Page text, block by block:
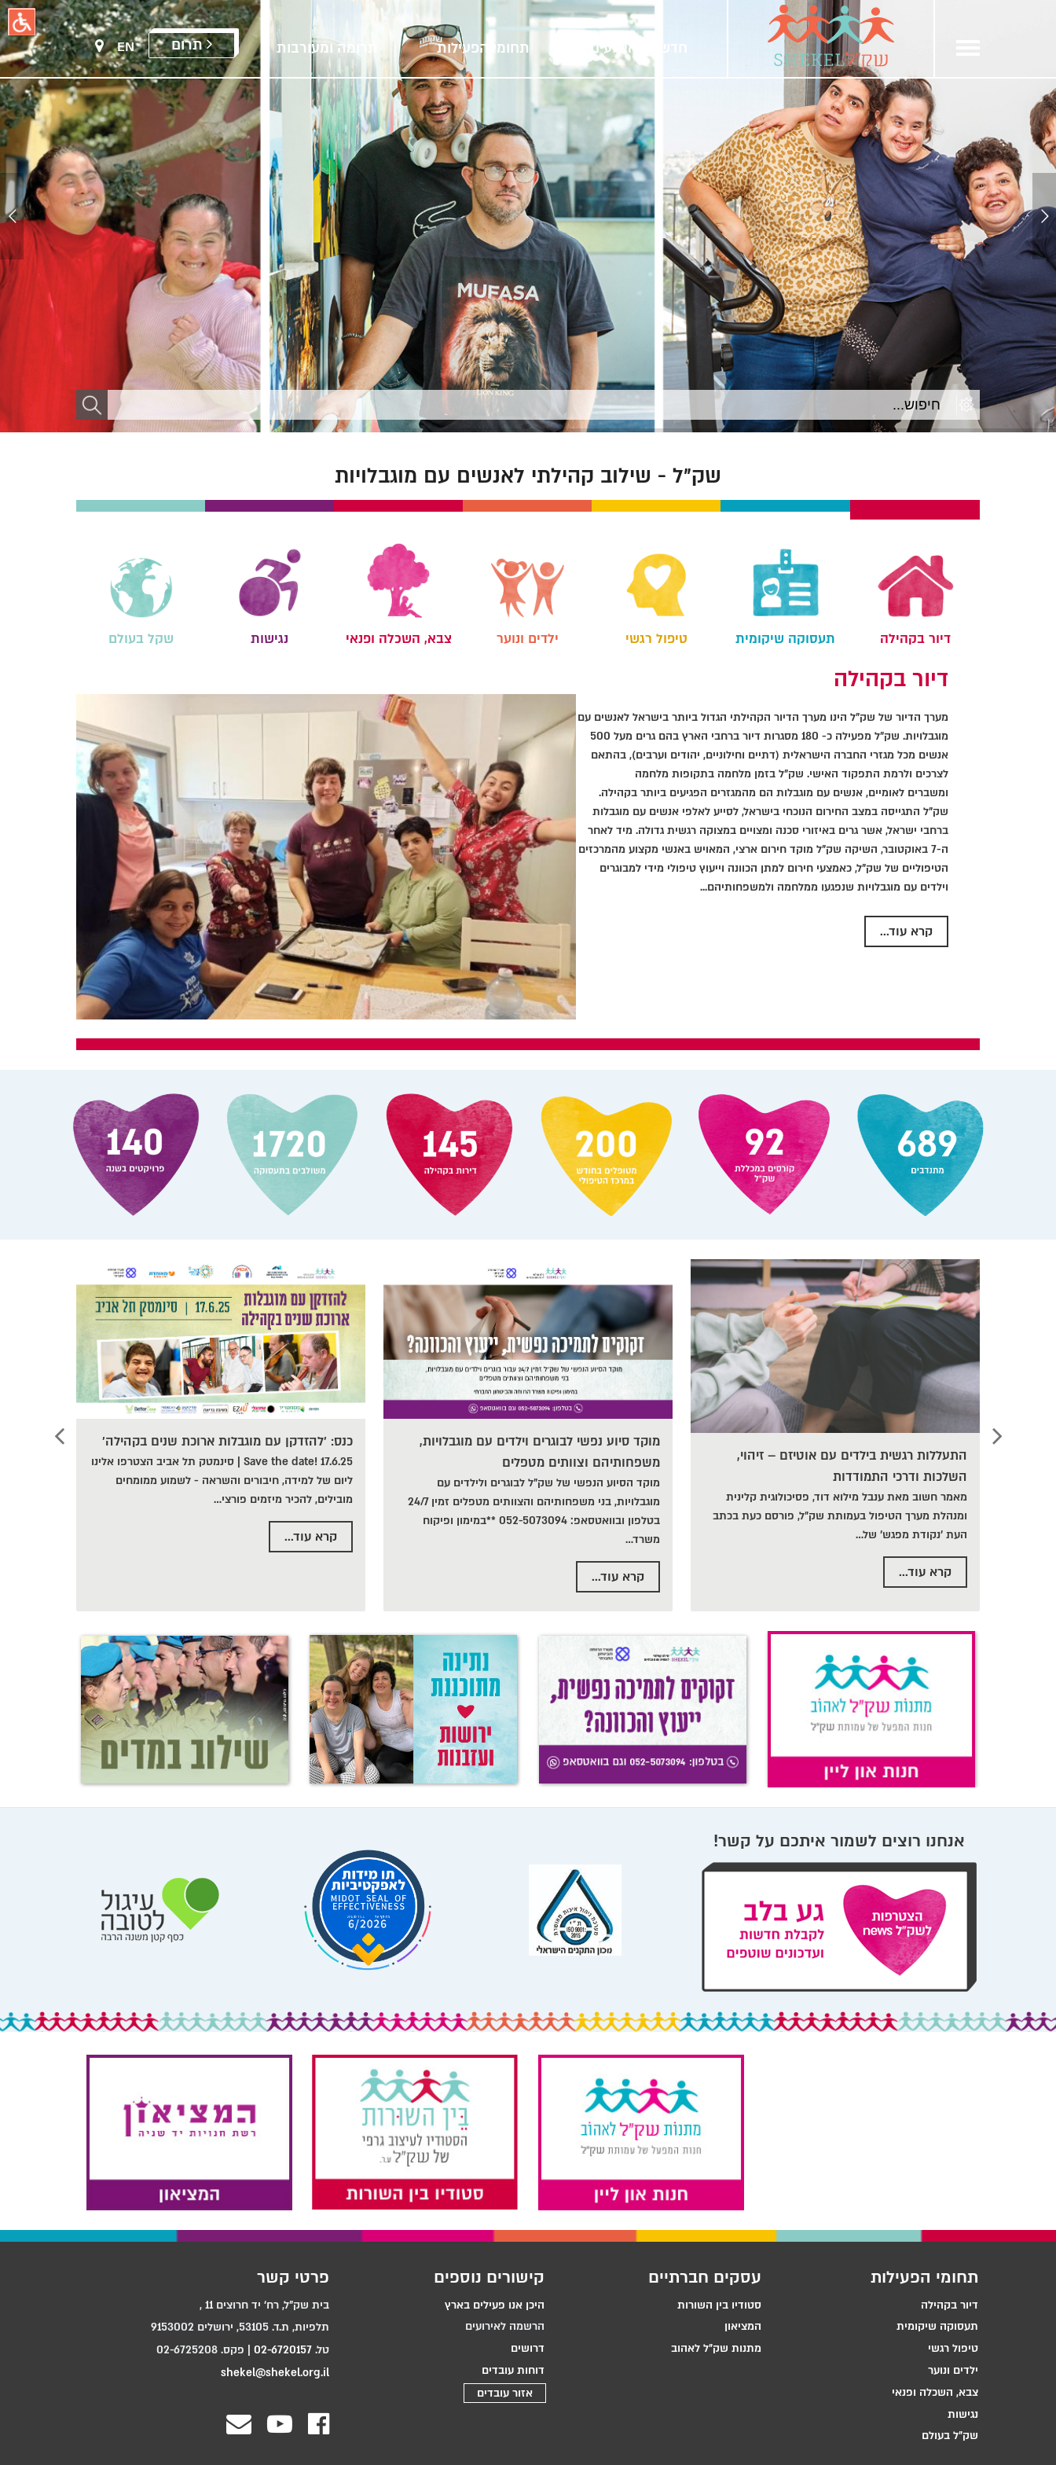
אנטר
כדי
לעבור
לאזור
חדשות ואירועים תחומי הפעילות תרומה ומעורבות תרום EN
שק״ל - שילוב קהילתי לאנשים עם מוגבלויות
דיור בקהילה תעסוקה שיקומית טיפול רגשי ילדים ונוער צבא, השכלה ופנאי נגישות שקל בעולם
דיור בקהילה
מערך הדיור של שק"ל הינו מערך הדיור הקהילתי הגדול ביותר בישראל לאנשים עם
מוגבלויות. שק"ל מפעילה כ- 180 מסגרות דיור ברחבי הארץ בהם גרים מעל 500
אנשים מכל מגזרי החברה הישראלית (דתיים וחילוניים, יהודים וערבים), בהתאם
לצרכים ולרמת התפקוד האישי. שק"ל בזמן מלחמה בתקופות מלחמה
ומשברים לאומיים, אנשים עם מוגבלות הם מהמגזרים הפגיעים ביותר בקהילה.
שק"ל התגייסה במצב החירום הנוכחי בישראל, לסייע לאלפי אנשים עם מוגבלות
ברחבי ישראל, אשר גרים באיזורי סכנה ומצויים במצוקה רגשית גדולה. מיד לאחר
ה-7 באוקטובר, השיקה שק"ל מוקד חירום ארצי, המאויש באנשי מקצוע מהמרכזים
הטיפוליים של שק"ל, כאמצעי חירום למתן הכוונה וייעוץ טיפולי מידי למבוגרים
וילדים עם מוגבלויות שנפגעו ממלחמה ולמשפחותיהם...
קרא עוד...
התעללות רגשית בילדים עם אוטיזם – זיהוי,
השלכות ודרכי התמודדות
מאמר חשוב מאת ענבל מילוא דוד, פסיכולוגית קלינית
ומנהלת מערך הטיפול בעמותת שק״ל, פורסם כעת בכתב
העת 'נקודת מפגש' של…
קרא עוד...
מוקד סיוע נפשי לבוגרים וילדים עם מוגבלויות,
משפחותיהם וצוותים מטפלים
מוקד הסיוע הנפשי של שק"ל לבוגרים ולילדים עם
מוגבלויות, בני משפחותיהם והצוותים מטפלים זמין 24/7
בטלפון ובוואטסאפ: 052-5073094 **במימון ופיקוח
משרד…
קרא עוד...
כנס: 'להזדקן עם מוגבלות ארוכת שנים בקהילה'
Save the date! 17.6.25 | סינמטק תל אביב הצטרפו אלינו
ליום של למידה, חיבורים והשראה - לשמוע ממומחים
מובילים, להכיר מיזמים פורצי…
קרא עוד...
אנחנו רוצים לשמור איתכם על קשר!
תחומי הפעילות
דיור בקהילה
תעסוקה שיקומית
טיפול רגשי
ילדים ונוער
צבא, השכלה ופנאי
נגישות
שק״ל בעולם
עסקים חברתיים
סטודיו בין השורות
המציאון
מתנות שק״ל לאהוב
קישורים נוספים
היכן אנו פעילים בארץ
הרשמה לאירועים
דרושים
דוחות עובדים
אזור עובדים
פרטי קשר
בית שק"ל, רח‘ יד חרוצים 11 ,
תלפיות, ת.ד. 53105, ירושלים 9153002
טל. 02-6720157 | פקס. 02-6725208
shekel@shekel.org.il